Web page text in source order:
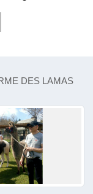
DES LAMAS